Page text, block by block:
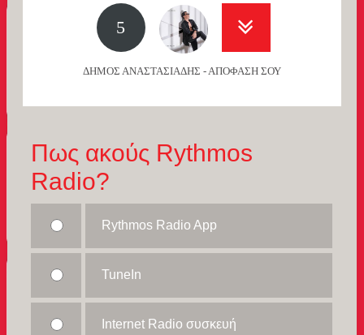
5
ΔΗΜΟΣ ΑΝΑΣΤΑΣΙΑΔΗΣ - ΑΠΟΦΑΣΗ ΣΟΥ
Πως ακούς Rythmos
Radio?
Rythmos Radio App
TuneIn
Internet Radio συσκευή